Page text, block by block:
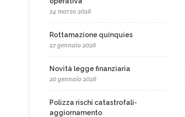
24 marzo 2026
Rottamazione quinquies
27 gennaio 2026
Novità legge finanziaria
20 gennaio 2026
Polizza rischi catastrofali-
aggiornamento